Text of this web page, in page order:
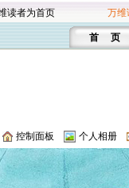
读者为首页 万维
首 页
控制面板 个人相册